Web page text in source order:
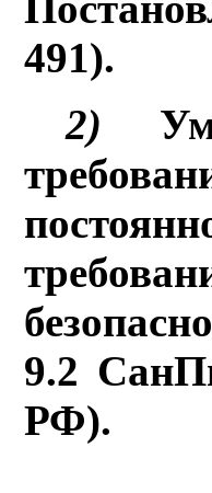
491).
2)
9.2
РФ).